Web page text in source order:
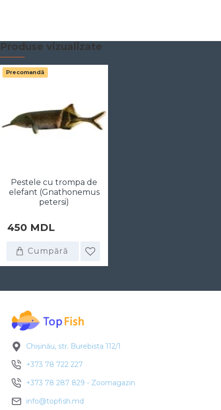
Produse vizualizate
Precomandă
Pestele cu trompa de
elefant (Gnathonemus
petersi)
450 MDL
Cumpără
Chișinău, str. Burebista 112/1
+373 78 722 227
+373 78 287 829 - Zoomagazin
info@topfish.md